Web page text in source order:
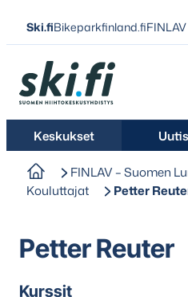
Siirry
suoraan
sisältöön
Ski.fiBikeparkfinland.fiFINLAV
Ski.fi
Keskukset
FINLAV – Suomen
Kouluttajat
Petter
Petter Reuter
Kurssit